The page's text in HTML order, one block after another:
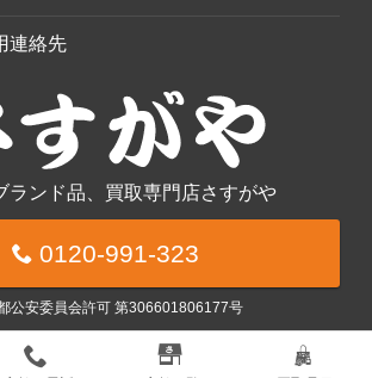
連絡先
ランド品、買取専門店さすがや
0120-991-323
公安委員会許可 第306601806177号